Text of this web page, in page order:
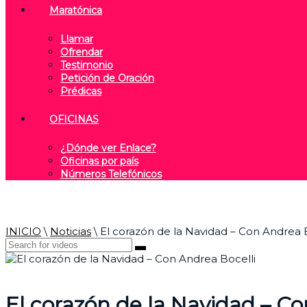
Maratónica
Llamar
Ofrendar
Testimonio
Petición de Oración
Prédicas
OFICINAS
¿Dónde ver Enlace?
Oficinas por país
Números Telefónicos
INICIO \ Noticias\ El corazón de la Navidad – Con Andrea